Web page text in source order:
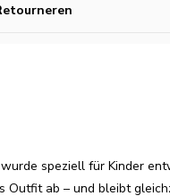
speziell für Kinder
Outfit ab – und bleibt